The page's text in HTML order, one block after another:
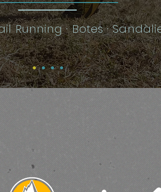
Running · Botes ·